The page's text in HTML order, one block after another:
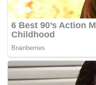
sekaligus
kamtibmas.
oleh warga,
menyambut
dengan
masing-
akrab,
menanyakan